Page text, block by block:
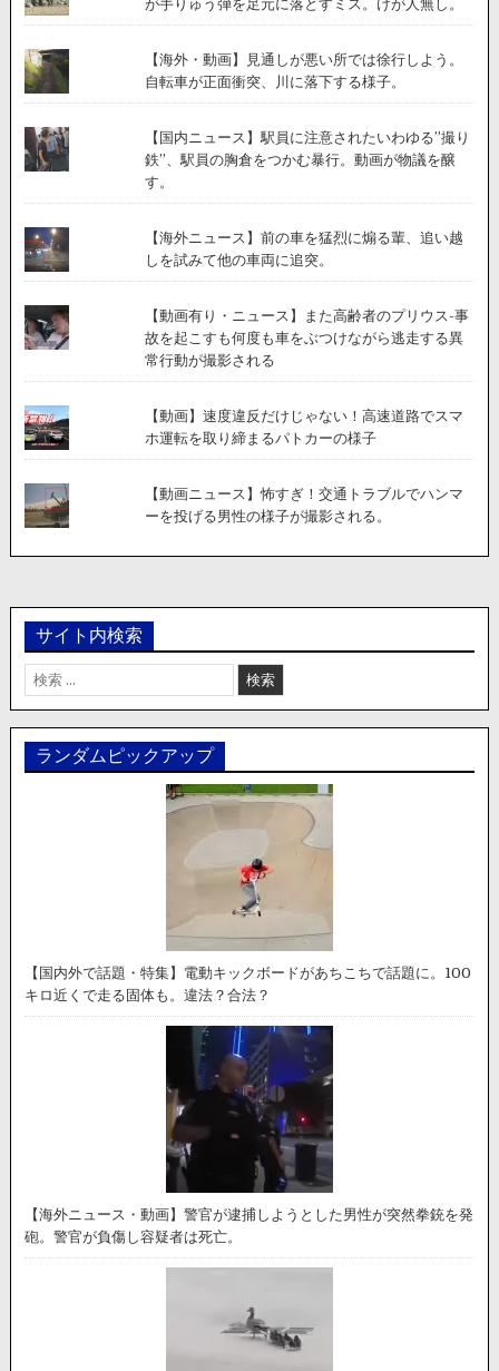
が手りゅう弾を足元に落とすミス。けが人無し。
【海外・動画】見通しが悪い所では徐行しよう。
自転車が正面衝突、川に落下する様子。
【国内ニュース】駅員に注意されたいわゆる”撮り
鉄”、駅員の胸倉をつかむ暴行。動画が物議を醸
す。
【海外ニュース】前の車を猛烈に煽る輩、追い越
しを試みて他の車両に追突。
【動画有り・ニュース】また高齢者のプリウス-事
故を起こすも何度も車をぶつけながら逃走する異
常行動が撮影される
【動画】速度違反だけじゃない！高速道路でスマ
ホ運転を取り締まるパトカーの様子
【動画ニュース】怖すぎ！交通トラブルでハンマ
ーを投げる男性の様子が撮影される。
サイト内検索
検
索:
ランダムピックアップ
【国内外で話題・特集】電動キックボードがあちこちで話題に。100
キロ近くで走る固体も。違法？合法？
【海外ニュース・動画】警官が逮捕しようとした男性が突然拳銃を発
砲。警官が負傷し容疑者は死亡。